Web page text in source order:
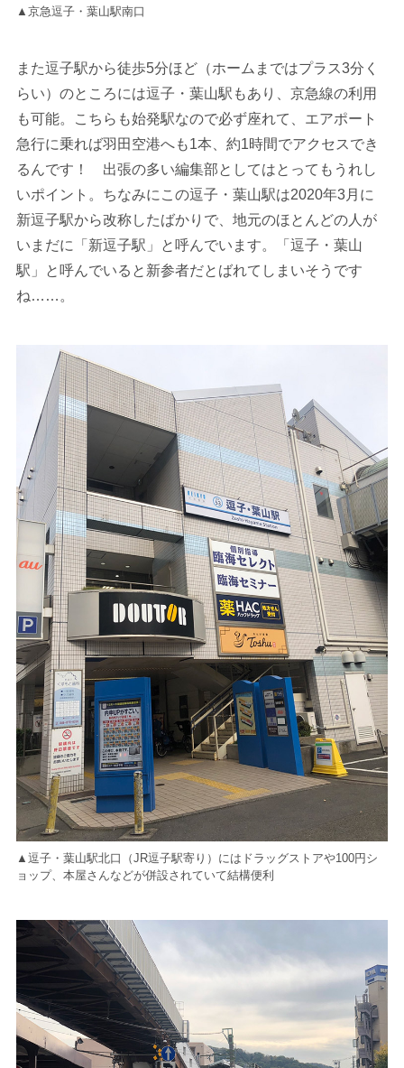
▲京急逗子・葉山駅南口
また逗子駅から徒歩5分ほど（ホームまではプラス3分く
らい）のところには逗子・葉山駅もあり、京急線の利用
も可能。こちらも始発駅なので必ず座れて、エアポート
急行に乗れば羽田空港へも1本、約1時間でアクセスでき
るんです！ 出張の多い編集部としてはとってもうれし
いポイント。ちなみにこの逗子・葉山駅は2020年3月に
新逗子駅から改称したばかりで、地元のほとんどの人が
いまだに「新逗子駅」と呼んでいます。「逗子・葉山
駅」と呼んでいると新参者だとばれてしまいそうです
ね……。
▲逗子・葉山駅北口（JR逗子駅寄り）にはドラッグストアや100円シ
ョップ、本屋さんなどが併設されていて結構便利